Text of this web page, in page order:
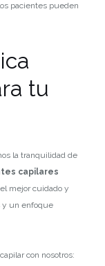
pacientes pueden
tu
la tranquilidad de
capilares
mejor cuidado y
y un enfoque
con nosotros: